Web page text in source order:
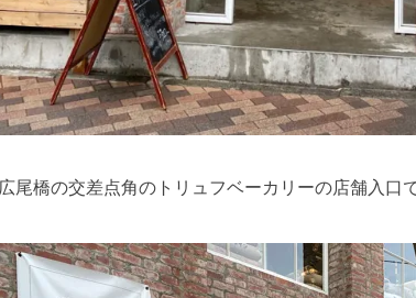
尾橋の交差点角のトリュフベーカリーの店舗入口で